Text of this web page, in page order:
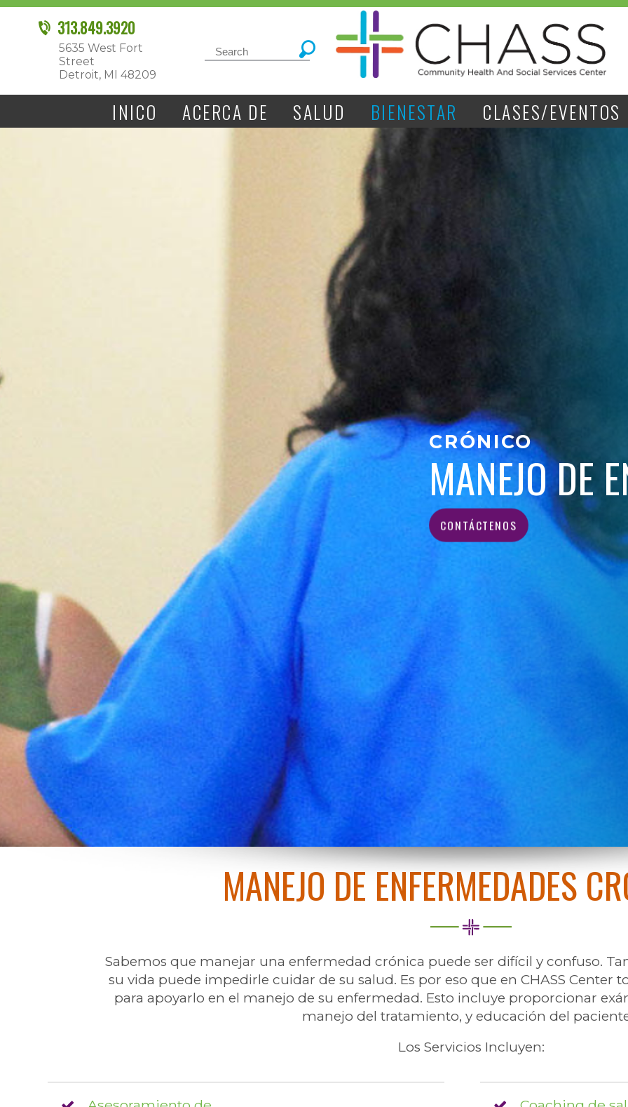
313.849.3920
5635 West Fort
Street
Detroit, MI 48209
INICO ACERCA DE SALUD BIENESTAR CLASES/EVENTOS
CRÓNICO
MANEJO DE
CONTÁCTENOS
MANEJO DE ENFERMEDADES
Sabemos que manejar una enfermedad crónica puede ser difícil y confuso.
su vida puede impedirle cuidar de su salud. Es por eso que en CHASS
para apoyarlo en el manejo de su enfermedad. Esto incluye proporcionar
manejo del tratamiento, y educación del
Los Servicios Incluyen: